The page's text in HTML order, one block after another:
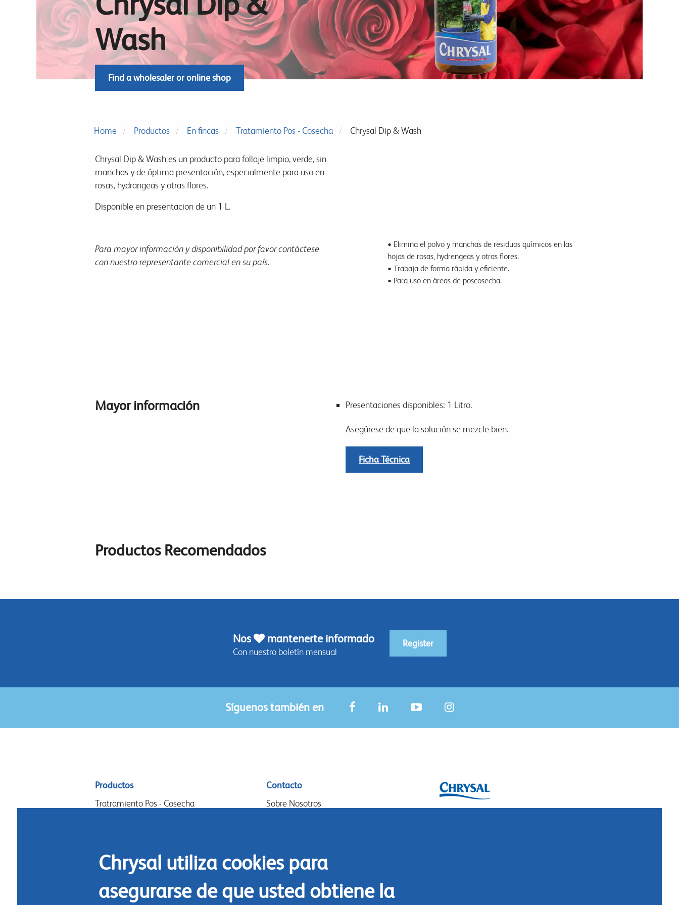
Wash
Find a wholesaler or online shop
Home Productos En fincas Tratamiento Pos - Cosecha Chrysal Dip & Wash
Chrysal Dip & Wash es un producto para follaje limpio, verde, sin
manchas y de óptima presentación, especialmente para uso en
rosas, hydrangeas y otras flores.
Disponible en presentacion de un 1 L.
Para mayor información y disponibilidad por favor contáctese
con nuestro representante comercial en su país.
• Elimina el polvo y manchas de residuos químicos en las
hojas de rosas, hydrengeas y otras flores.
• Trabaja de forma rápida y eficiente.
• Para uso en áreas de poscosecha.
Mayor información Presentaciones disponibles: 1 Litro.
Asegúrese de que la solución se mezcle bien.
Ficha Técnica
Productos Recomendados
Nos mantenerte informado
Con nuestro boletín mensual
Register
Síguenos también en
Sitemap
menu
Productos
Tratramiento Pos - Cosecha
Commidas florales
Contacto
Sobre Nosotros
Eventos
Speak-Up Policy
Chrysal utiliza cookies para
asegurarse de que usted obtiene la